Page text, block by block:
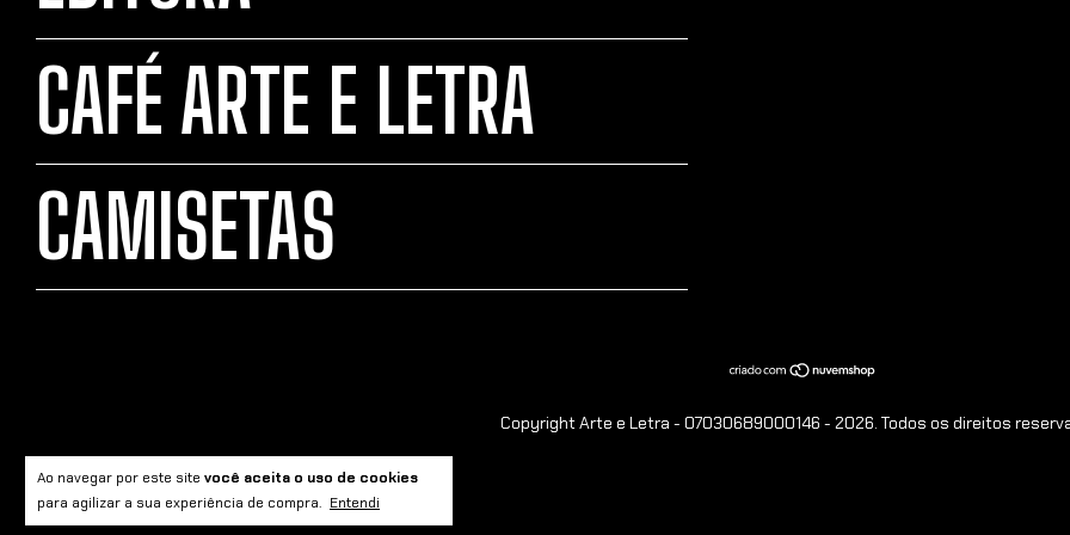
Ao navegar por este site você aceita o uso de cookies
para agilizar a sua experiência de compra. Entendi
CAFÉ ARTE E LETRA
CAMISETAS
Copyright Arte e Letra - 07030689000146 - 2026. Todos os direitos